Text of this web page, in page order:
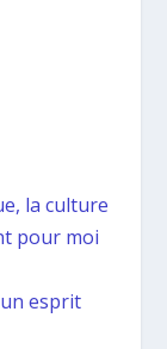
la culture
pour moi
esprit